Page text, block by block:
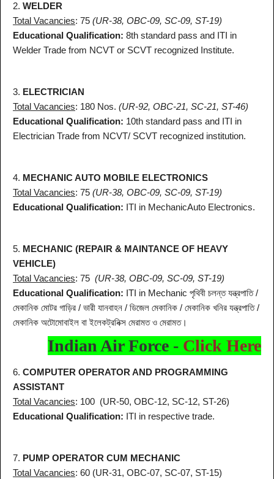
2. WELDER
Total Vacancies: 75 (UR-38, OBC-09, SC-09, ST-19)
Educational Qualification: 8th standard pass and ITI in
Welder Trade from NCVT or SCVT recognized Institute.
3. ELECTRICIAN
Total Vacancies: 180 Nos. (UR-92, OBC-21, SC-21, ST-46)
Educational Qualification: 10th standard pass and ITI in
Electrician Trade from NCVT/ SCVT recognized institution.
4. MECHANIC AUTO MOBILE ELECTRONICS
Total Vacancies: 75 (UR-38, OBC-09, SC-09, ST-19)
Educational Qualification: ITI in MechanicAuto Electronics.
5. MECHANIC (REPAIR & MAINTANCE OF HEAVY
VEHICLE)
Total Vacancies: 75 (UR-38, OBC-09, SC-09, ST-19)
Educational Qualification: ITI in Mechanic পৃথিবী চলন্ত যন্ত্রপাতি /
মেকানিক মোটর গাড়ির / ভারী যানবাহন / ডিজেল মেকানিক / মেকানিক খনির যন্ত্রপাতি /
মেকানিক অটোমোবাইল বা ইলেকট্রনিক্স মেরামত ও মেরামত।
Indian Air Force - Click Here
6. COMPUTER OPERATOR AND PROGRAMMING
ASSISTANT
Total Vacancies: 100 (UR-50, OBC-12, SC-12, ST-26)
Educational Qualification: ITI in respective trade.
7. PUMP OPERATOR CUM MECHANIC
Total Vacancies: 60 (UR-31, OBC-07, SC-07, ST-15)